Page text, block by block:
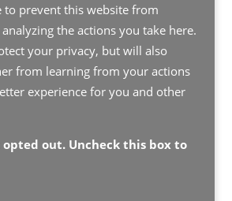
to prevent this website from
the actions you take here.
your privacy, but will also
from learning from your actions
experience for you and other
opted out. Uncheck this box to